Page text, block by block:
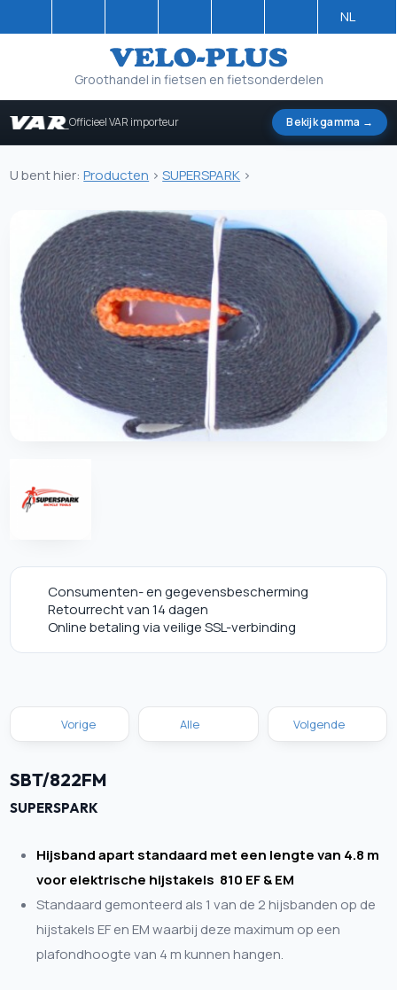
NL
Groothandel in fietsen en fietsonderdelen
Officieel VAR importeur Bekijk gamma →
U bent hier:Producten >SUPERSPARK >
Consumenten- en gegevensbescherming
Retourrecht van 14 dagen
Online betaling via veilige SSL-verbinding
Vorige Alle Volgende
SBT/822FM
SUPERSPARK
Hijsband apart standaard met een lengte van 4.8 m
voor elektrische hijstakels 810 EF & EM
Standaard gemonteerd als 1 van de 2 hijsbanden op de
hijstakels EF en EM waarbij deze maximum op een
plafondhoogte van 4 m kunnen hangen.